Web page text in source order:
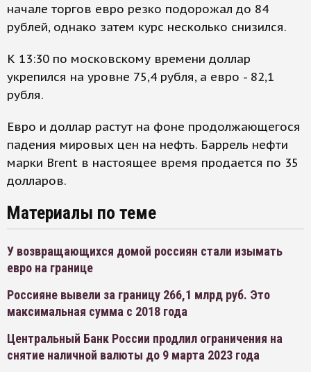
начале торгов евро резко подорожал до 84
рублей, однако затем курс несколько снизился.
К 13:30 по московскому времени доллар
укрепился на уровне 75,4 рубля, а евро - 82,1
рубля.
Евро и доллар растут на фоне продолжающегося
падения мировых цен на нефть. Баррель нефти
марки Brent в настоящее время продается по 35
долларов.
Материалы по теме
У возвращающихся домой россиян стали изымать
евро на границе
Россияне вывели за границу 266,1 млрд руб. Это
максимальная сумма с 2018 года
Центральный Банк России продлил ограничения на
снятие наличной валюты до 9 марта 2023 года